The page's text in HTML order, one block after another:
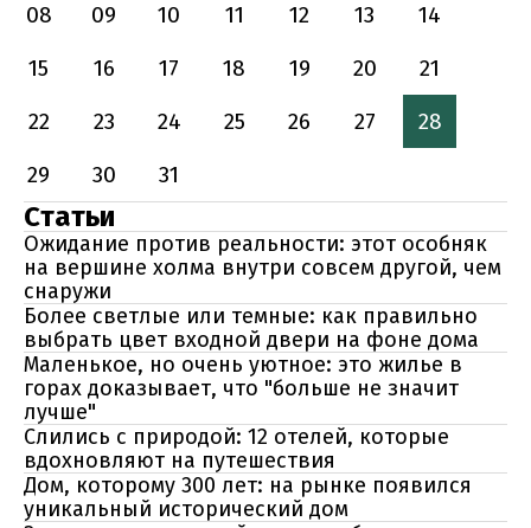
08
09 10 11 12 13
14
15
16 17 18 19 20
21
22
23 24 25 26 27
28
29
30 31
Статьи
Ожидание против реальности: этот особняк
на вершине холма внутри совсем другой, чем
снаружи
Более светлые или темные: как правильно
выбрать цвет входной двери на фоне дома
Маленькое, но очень уютное: это жилье в
горах доказывает, что "больше не значит
лучше"
Слились с природой: 12 отелей, которые
вдохновляют на путешествия
Дом, которому 300 лет: на рынке появился
уникальный исторический дом